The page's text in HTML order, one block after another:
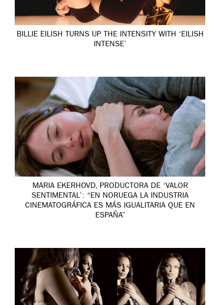
BILLIE EILISH TURNS UP THE INTENSITY WITH ‘EILISH
INTENSE’
MARIA EKERHOVD, PRODUCTORA DE ‘VALOR
SENTIMENTAL’: “EN NORUEGA LA INDUSTRIA
CINEMATOGRÁFICA ES MÁS IGUALITARIA QUE EN
ESPAÑA”